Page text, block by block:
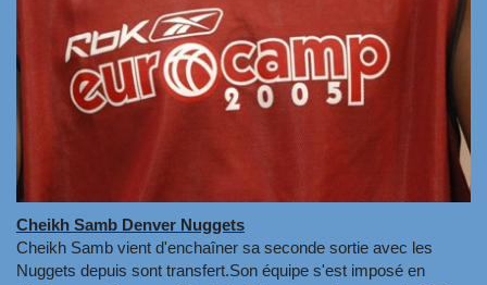
Cheikh Samb Denver Nuggets
Cheikh Samb vient d'enchaîner sa seconde sortie avec les
Nuggets depuis sont transfert.Son équipe s'est imposé en